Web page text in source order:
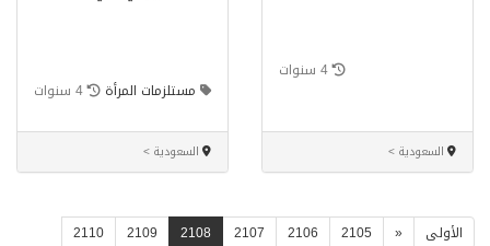
4 سنوات
السعودية >
مستلزمات المرأة 4 سنوات
السعودية >
الأولى «
2105
2106
2107
2108
2109
2110